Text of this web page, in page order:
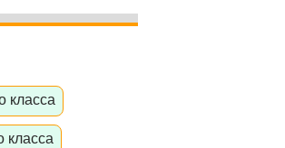
класса
класса